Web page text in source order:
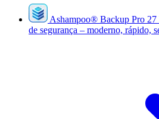
Ashampoo® Backup Pro 27
de segurança – moderno, rápido,